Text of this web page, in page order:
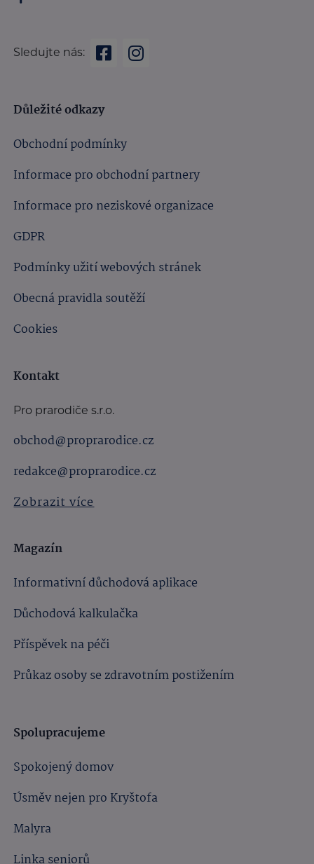
Sledujte nás:
Důležité odkazy
Obchodní podmínky
Informace pro obchodní partnery
Informace pro neziskové organizace
GDPR
Podmínky užití webových stránek
Obecná pravidla soutěží
Cookies
Kontakt
Pro prarodiče s.r.o.
obchod@proprarodice.cz
redakce@proprarodice.cz
Zobrazit více
Magazín
Informativní důchodová aplikace
Důchodová kalkulačka
Příspěvek na péči
Průkaz osoby se zdravotním postižením
Spolupracujeme
Spokojený domov
Úsměv nejen pro Kryštofa
Malyra
Linka seniorů